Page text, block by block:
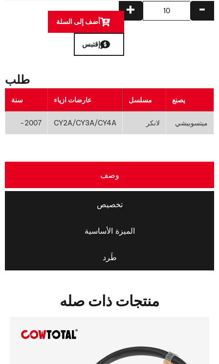
+ -
أضف إلى السلة
إقتبس
طلب
يصنع مسلسل عارضات ازياء سنة
ميتسوبيشي لانكر CY2A/CY3A/CY4A
2007-
وصف
تخصيص
الميزة الأساسية
طَرد
منتجات ذات صله